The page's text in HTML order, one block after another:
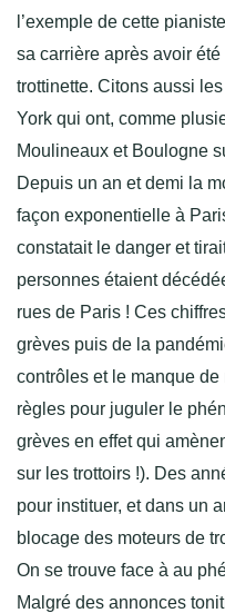
l’exemple de cette
sa carrière après avoir
trottinette. Citons aussi
York qui ont, comme
Moulineaux et Boulogne
Depuis un an et demi la
façon exponentielle à
constatait le danger et
personnes étaient
rues de Paris ! Ces
grèves puis de la
contrôles et le manque
règles pour juguler le
grèves en effet qui
sur les trottoirs !). Des
pour instituer, et dans un
blocage des moteurs de
On se trouve face à au
Malgré des annonces